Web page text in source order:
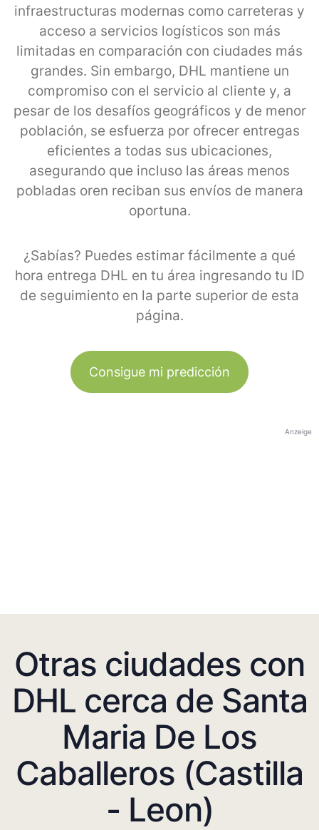
infraestructuras modernas como carreteras y
acceso a servicios logísticos son más
limitadas en comparación con ciudades más
grandes. Sin embargo, DHL mantiene un
compromiso con el servicio al cliente y, a
pesar de los desafíos geográficos y de menor
población, se esfuerza por ofrecer entregas
eficientes a todas sus ubicaciones,
asegurando que incluso las áreas menos
pobladas oren reciban sus envíos de manera
oportuna.
¿Sabías? Puedes estimar fácilmente a qué
hora entrega DHL en tu área ingresando tu ID
de seguimiento en la parte superior de esta
página.
Consigue mi predicción
Anzeige
Otras ciudades con
DHL cerca de Santa
Maria De Los
Caballeros (Castilla
- Leon)